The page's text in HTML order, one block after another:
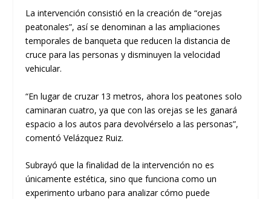
La intervención consistió en la creación de “orejas
peatonales”, así se denominan a las ampliaciones
temporales de banqueta que reducen la distancia de
cruce para las personas y disminuyen la velocidad
vehicular.
“En lugar de cruzar 13 metros, ahora los peatones solo
caminaran cuatro, ya que con las orejas se les ganará
espacio a los autos para devolvérselo a las personas”,
comentó Velázquez Ruiz.
Subrayó que la finalidad de la intervención no es
únicamente estética, sino que funciona como un
experimento urbano para analizar cómo puede